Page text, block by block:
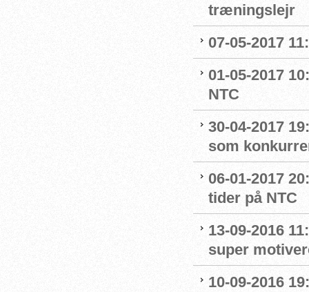
træningslejr
07-05-2017
01-05-2017
NTC
30-04-2017
som
06-01-2017
tider på NTC
13-09-2016
super
10-09-2016